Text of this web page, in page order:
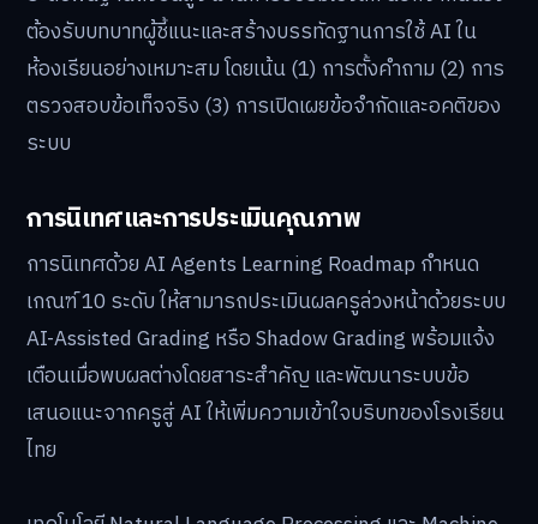
ต้องรับบทบาทผู้ชี้แนะและสร้างบรรทัดฐานการใช้ AI ใน
ห้องเรียนอย่างเหมาะสม โดยเน้น (1) การตั้งคำถาม (2) การ
ตรวจสอบข้อเท็จจริง (3) การเปิดเผยข้อจำกัดและอคติของ
ระบบ
การนิเทศและการประเมินคุณภาพ
การนิเทศด้วย AI Agents Learning Roadmap กำหนด
เกณฑ์ 10 ระดับ ให้สามารถประเมินผลครูล่วงหน้าด้วยระบบ
AI-Assisted Grading หรือ Shadow Grading พร้อมแจ้ง
เตือนเมื่อพบผลต่างโดยสาระสำคัญ และพัฒนาระบบข้อ
เสนอแนะจากครูสู่ AI ให้เพิ่มความเข้าใจบริบทของโรงเรียน
ไทย